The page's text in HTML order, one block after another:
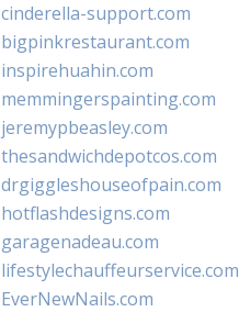
cinderella-support.com
bigpinkrestaurant.com
inspirehuahin.com
memmingerspainting.com
jeremypbeasley.com
thesandwichdepotcos.com
drgiggleshouseofpain.com
hotflashdesigns.com
garagenadeau.com
lifestylechauffeurservice.com
EverNewNails.com